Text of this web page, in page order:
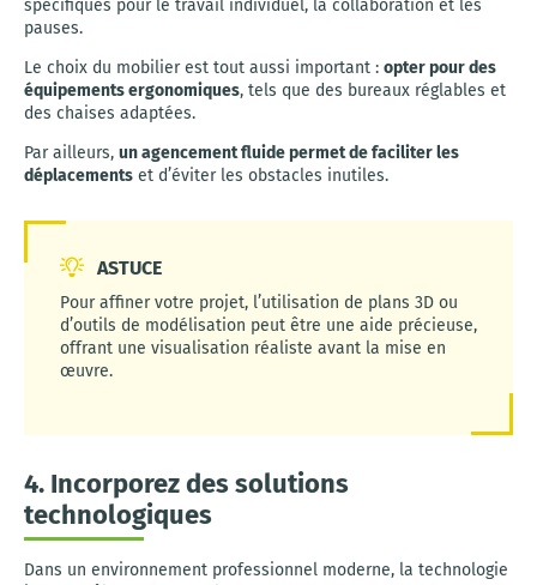
spécifiques pour le travail individuel, la collaboration et les
pauses.
Le choix du mobilier est tout aussi important : opter pour des
équipements ergonomiques, tels que des bureaux réglables et
des chaises adaptées.
Par ailleurs, un agencement fluide permet de faciliter les
déplacements et d’éviter les obstacles inutiles.
ASTUCE
Pour affiner votre projet, l’utilisation de plans 3D ou
d’outils de modélisation peut être une aide précieuse,
offrant une visualisation réaliste avant la mise en
œuvre.
4. Incorporez des solutions
technologiques
Dans un environnement professionnel moderne, la technologie